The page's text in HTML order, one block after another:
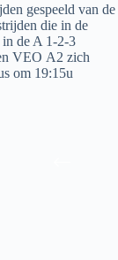
gespeeld van de
die in de
in de A 1-2-3
VEO A2 zich
om 19:15u